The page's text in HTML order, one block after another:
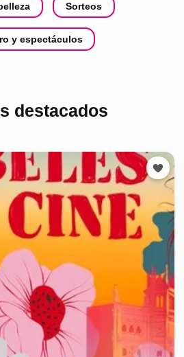
Sorteos
y espectáculos
destacados